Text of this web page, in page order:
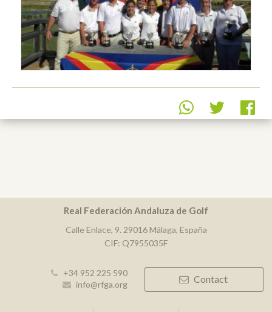
Real Federación Andaluza de Golf
Calle Enlace, 9. 29016 Málaga, España
CIF: Q7955035F
+34 952 225 590
info@rfga.org
Contact